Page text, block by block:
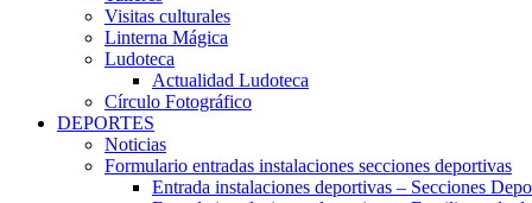
Visitas culturales
Linterna Mágica
Ludoteca
Actualidad Ludoteca
Círculo Fotográfico
DEPORTES
Noticias
Formulario entradas instalaciones secciones deportivas
Entrada instalaciones deportivas – Secciones